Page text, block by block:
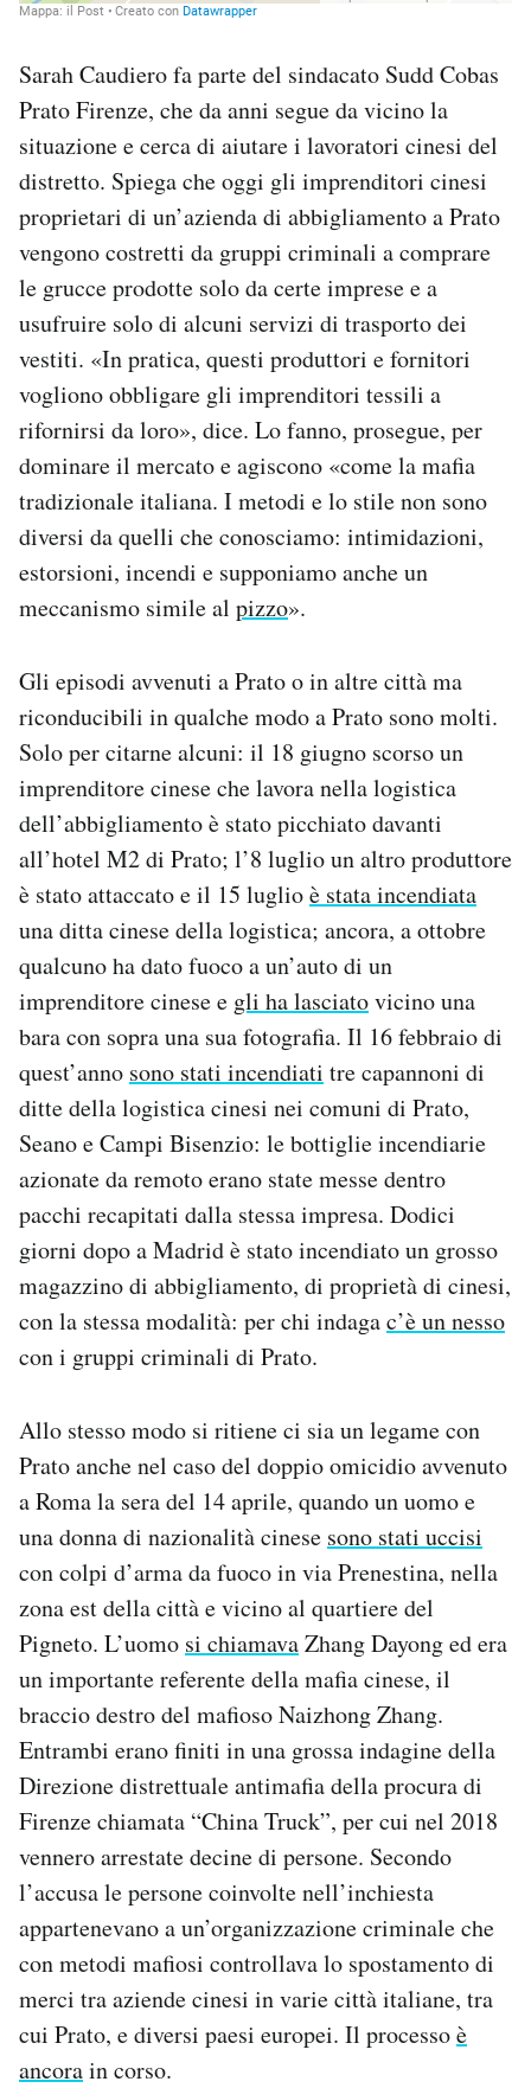
Sarah Caudiero fa parte del sindacato Sudd Cobas
Prato Firenze, che da anni segue da vicino la
situazione e cerca di aiutare i lavoratori cinesi del
distretto. Spiega che oggi gli imprenditori cinesi
proprietari di un’azienda di abbigliamento a Prato
vengono costretti da gruppi criminali a comprare
le grucce prodotte solo da certe imprese e a
usufruire solo di alcuni servizi di trasporto dei
vestiti. «In pratica, questi produttori e fornitori
vogliono obbligare gli imprenditori tessili a
rifornirsi da loro», dice. Lo fanno, prosegue, per
dominare il mercato e agiscono «come la mafia
tradizionale italiana. I metodi e lo stile non sono
diversi da quelli che conosciamo: intimidazioni,
estorsioni, incendi e supponiamo anche un
meccanismo simile al pizzo».
Gli episodi avvenuti a Prato o in altre città ma
riconducibili in qualche modo a Prato sono molti.
Solo per citarne alcuni: il 18 giugno scorso un
imprenditore cinese che lavora nella logistica
dell’abbigliamento è stato picchiato davanti
all’hotel M2 di Prato; l’8 luglio un altro produttore
è stato attaccato e il 15 luglioè stata incendiata
una ditta cinese della logistica; ancora, a ottobre
qualcuno ha dato fuoco a un’auto di un
imprenditore cinese e gli ha lasciatovicino una
bara con sopra una sua fotografia. Il 16 febbraio di
quest’anno sono stati incendiati tre capannoni di
ditte della logistica cinesi nei comuni di Prato,
Seano e Campi Bisenzio: le bottiglie incendiarie
azionate da remoto erano state messe dentro
pacchi recapitati dalla stessa impresa. Dodici
giorni dopo a Madrid è stato incendiato un grosso
magazzino di abbigliamento, di proprietà di cinesi,
con la stessa modalità: per chi indagac’è un nesso
con i gruppi criminali di Prato.
Allo stesso modo si ritiene ci sia un legame con
Prato anche nel caso del doppio omicidio avvenuto
a Roma la sera del 14 aprile, quando un uomo e
una donna di nazionalità cinese sono stati uccisi
con colpi d’arma da fuoco in via Prenestina, nella
zona est della città e vicino al quartiere del
Pigneto. L’uomo si chiamavaZhang Dayong ed era
un importante referente della mafia cinese, il
braccio destro del mafioso Naizhong Zhang.
Entrambi erano finiti in una grossa indagine della
Direzione distrettuale antimafia della procura di
Firenze chiamata “China Truck”, per cui nel 2018
vennero arrestate decine di persone. Secondo
l’accusa le persone coinvolte nell’inchiesta
appartenevano a un’organizzazione criminale che
con metodi mafiosi controllava lo spostamento di
merci tra aziende cinesi in varie città italiane, tra
cui Prato, e diversi paesi europei. Il processoè
ancorain corso.